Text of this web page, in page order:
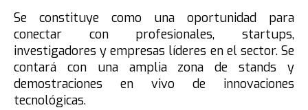
Se constituye como una oportunidad para
conectar con profesionales, startups,
investigadores y empresas líderes en el sector. Se
contará con una amplia zona de stands y
demostraciones en vivo de innovaciones
tecnológicas.